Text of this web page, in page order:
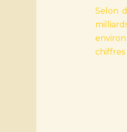
Selon
environ
chiffres